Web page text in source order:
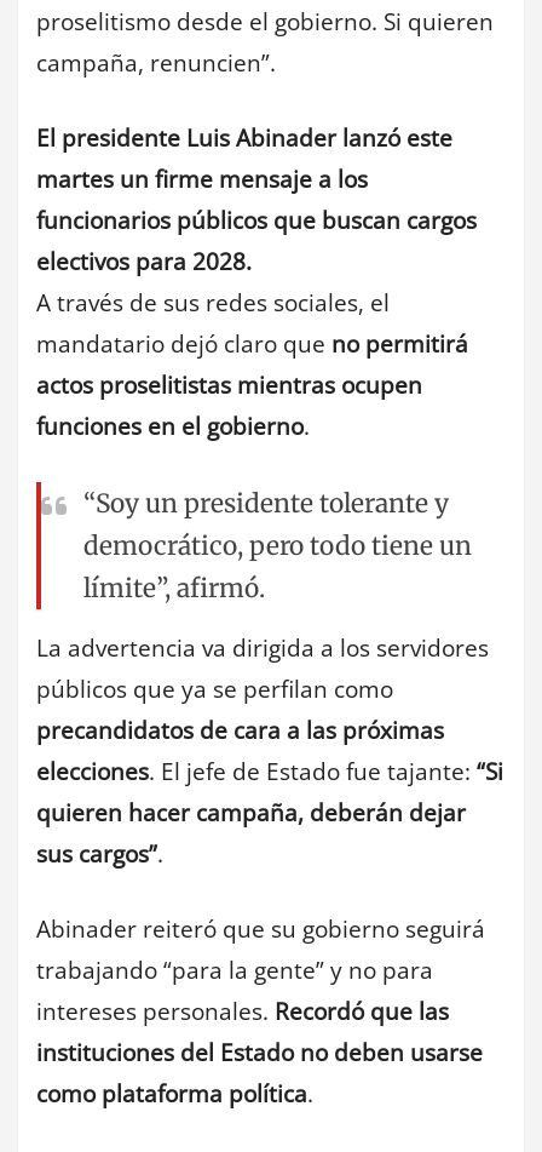
proselitismo desde el gobierno. Si quieren
campaña, renuncien”.
El presidente Luis Abinader lanzó este
martes un firme mensaje a los
funcionarios públicos que buscan cargos
electivos para 2028.
A través de sus redes sociales, el
mandatario dejó claro que no permitirá
actos proselitistas mientras ocupen
funciones en el gobierno.
“Soy un presidente tolerante y
democrático, pero todo tiene un
límite”, afirmó.
La advertencia va dirigida a los servidores
públicos que ya se perfilan como
precandidatos de cara a las próximas
elecciones. El jefe de Estado fue tajante: “Si
quieren hacer campaña, deberán dejar
sus cargos”.
Abinader reiteró que su gobierno seguirá
trabajando “para la gente” y no para
intereses personales. Recordó que las
instituciones del Estado no deben usarse
como plataforma política.